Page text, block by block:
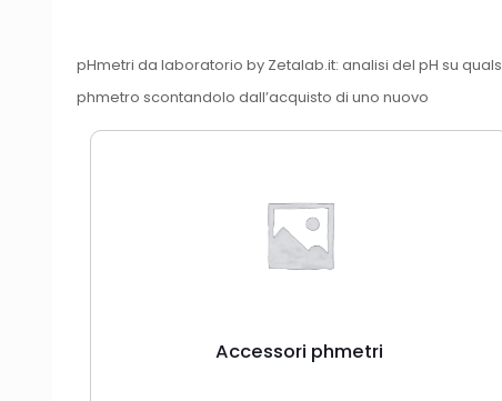
pHmetri da laboratorio by Zetalab.it: analisi del pH su
phmetro scontandolo dall’acquisto di uno nuovo
Accessori phmetri